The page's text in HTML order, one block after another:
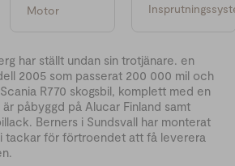
Motor
har ställt undan sin trotjänare. en
2005 som passerat 200 000 mil och
R770 skogsbil, komplett med en
påbyggd på Alucar Finland samt
Berners i Sundsvall har monterat
tackar för förtroendet att få leverera